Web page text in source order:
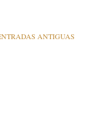
ANTIGUAS